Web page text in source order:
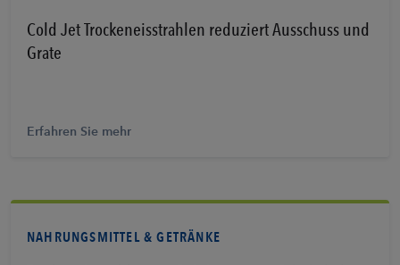
Cold Jet Trockeneisstrahlen reduziert Ausschuss und
Grate
Erfahren Sie mehr
NAHRUNGSMITTEL & GETRÄNKE